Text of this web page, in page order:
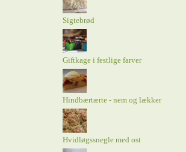
Sigtebrød
Giftkage i festlige farver
Hindbærtærte - nem og lækker
Hvidløgssnegle med ost